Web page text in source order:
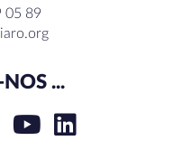
05 89
...